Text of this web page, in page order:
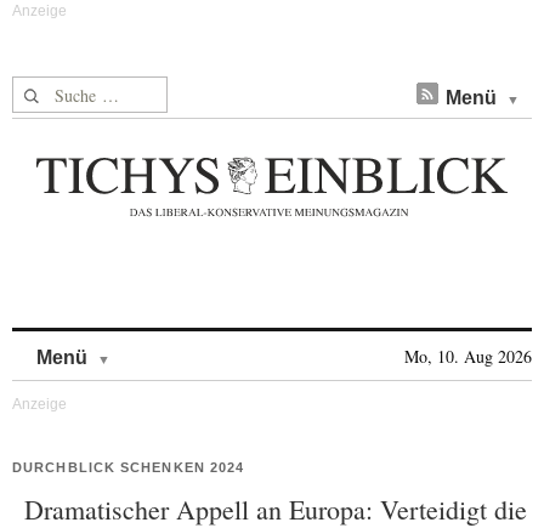
Suche nach: Menü
Menü Mo, 10. Aug 2026
DURCHBLICK SCHENKEN 2024
Dramatischer Appell an Europa: Verteidigt die